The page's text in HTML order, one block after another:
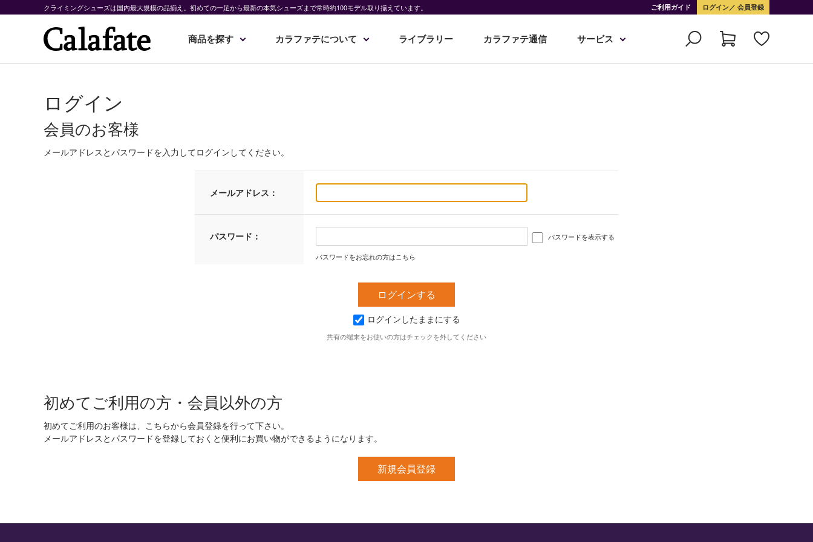
クライミングシューズは国内最大規模の品揃え。初めての一足から最新の本気シューズまで常時約100モデル取り揃えています。 ご利用ガイド ログイン 会員登録
商品を探す カラファテについて ライブラリー カラファテ通信 サービス
ログイン
会員のお客様
メールアドレスとパスワードを入力してログインしてください。
メールアドレス：
パスワード： パスワードを表示する
パスワードをお忘れの方はこちら
ログインしたままにする
共有の端末をお使いの方はチェックを外してください
初めてご利用の方・会員以外の方
初めてご利用のお客様は、こちらから会員登録を行って下さい。
メールアドレスとパスワードを登録しておくと便利にお買い物ができるようになります。